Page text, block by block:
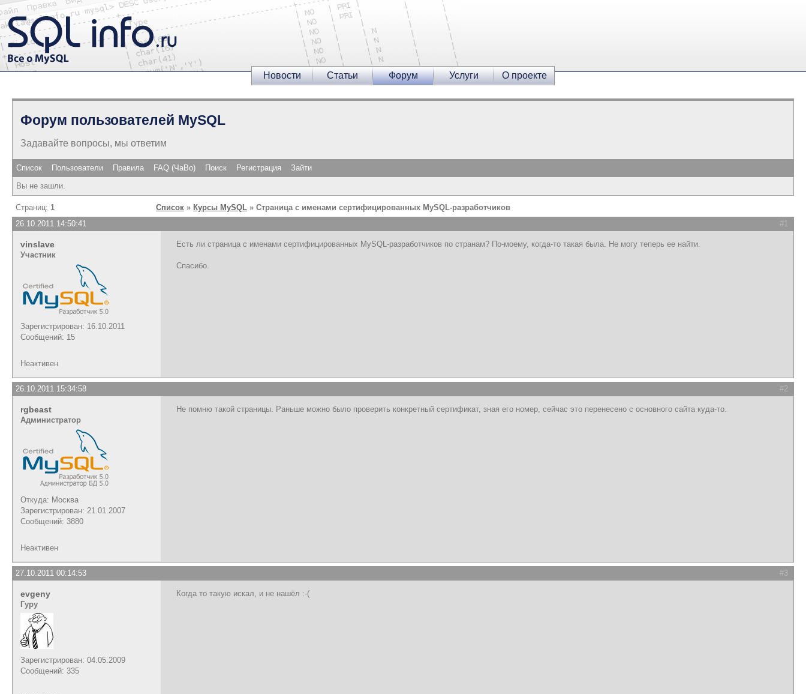
Новости Статьи Форум Услуги О проекте
Форум пользователей MySQL
Задавайте вопросы, мы ответим
Список Пользователи Правила FAQ (ЧаВо) Поиск Регистрация
Зайти
Вы не зашли.
Страниц: 1 Список » Курсы MySQL » Страница с именами сертифицированных MySQL-разработчиков
#1
26.10.2011 14:50:41
vinslave
Участник
Зарегистрирован: 16.10.2011
Сообщений: 15
Есть ли страница с именами сертифицированных MySQL-разработчиков по странам? По-моему, когда-то такая была. Не могу теперь ее найти.
Спасибо.
Неактивен
#2
26.10.2011 15:34:58
rgbeast
Администратор
Откуда: Москва
Зарегистрирован: 21.01.2007
Сообщений: 3880
Не помню такой страницы. Раньше можно было проверить конкретный сертификат, зная его номер, сейчас это перенесено с основного сайта куда-то.
Неактивен
#3
27.10.2011 00:14:53
evgeny
Гуру
Зарегистрирован: 04.05.2009
Сообщений: 335
Когда то такую искал, и не нашёл :-(